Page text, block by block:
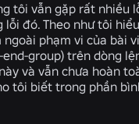
tôi vẫn gặp rất nhiều
đó. Theo như tôi
ngoài phạm vi của bài
end-group) trên dòng
và vẫn chưa hoàn
tôi biết trong phần